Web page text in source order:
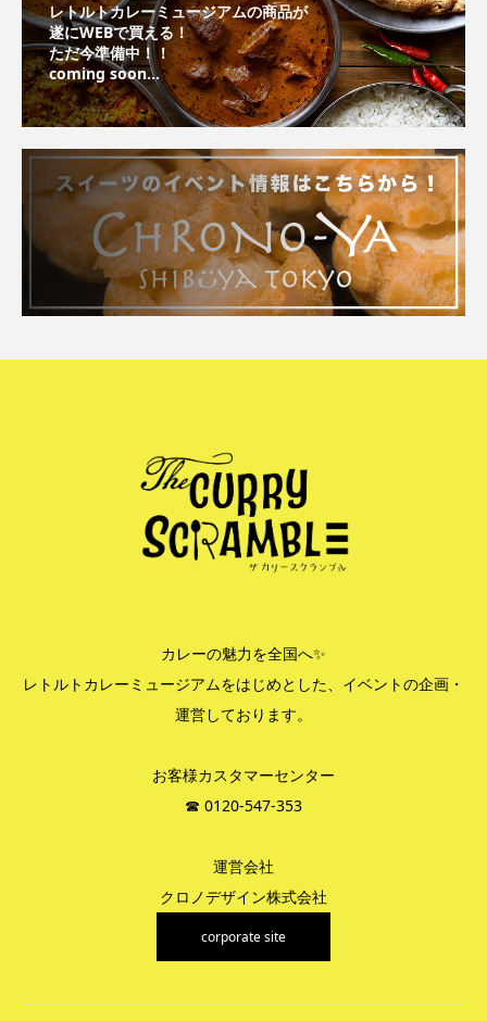
レトルトカレーミュージアムの商品が
遂にWEBで買える！
ただ今準備中！！
coming soon...
カレーの魅力を全国へ✨
レトルトカレーミュージアムをはじめとした、イベントの企画・
運営しております。
お客様カスタマーセンター
☎︎ 0120-547-353
運営会社
クロノデザイン株式会社
corporate site